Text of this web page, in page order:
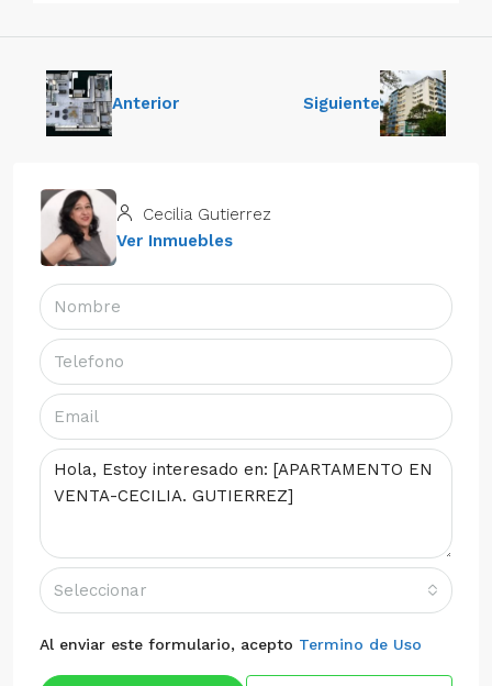
Anterior Siguiente
Cecilia Gutierrez
Ver Inmuebles
Seleccionar
Al enviar este formulario, acepto Termino de Uso